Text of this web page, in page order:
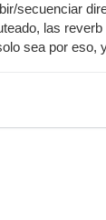
secuenciar
las
sea por eso,